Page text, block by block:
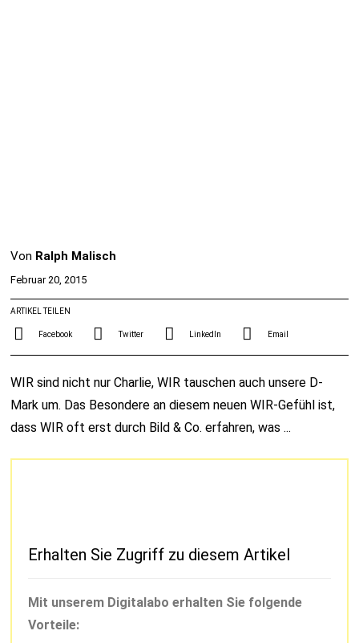
Von Ralph Malisch
Februar 20, 2015
ARTIKEL TEILEN
Facebook Twitter LinkedIn Email
WIR sind nicht nur Charlie, WIR tauschen auch unsere D-
Mark um. Das Besondere an diesem neuen WIR-Gefühl ist,
dass WIR oft erst durch Bild & Co. erfahren, was ...
Erhalten Sie Zugriff zu diesem Artikel
Mit unserem Digitalabo erhalten Sie folgende
Vorteile: